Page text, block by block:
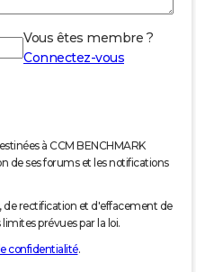
Vous êtes membre ?
Connectez-vous
à CCM BENCHMARK
de ses forums et les notifications
de rectification et d'effacement de
prévues par la loi.
confidentialité.